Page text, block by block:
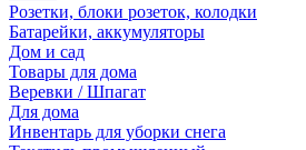
Розетки, блоки розеток, колодки
Батарейки, аккумуляторы
Дом и сад
Товары для дома
Веревки / Шпагат
Для дома
Инвентарь для уборки снега